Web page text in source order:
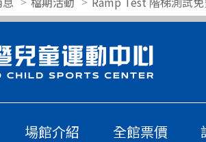
場館介紹 全館票價